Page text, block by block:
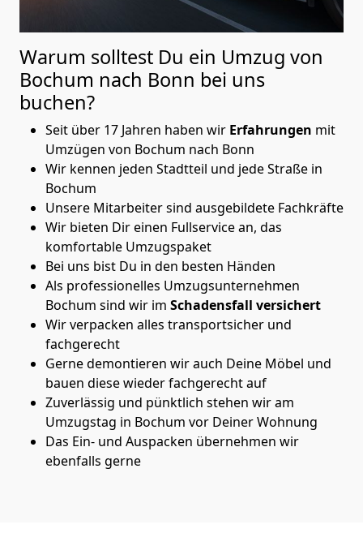
Warum solltest Du ein Umzug von
Bochum nach Bonn bei uns
buchen?
Seit über 17 Jahren haben wir Erfahrungen mit
Umzügen von Bochum nach Bonn
Wir kennen jeden Stadtteil und jede Straße in
Bochum
Unsere Mitarbeiter sind ausgebildete Fachkräfte
Wir bieten Dir einen Fullservice an, das
komfortable Umzugspaket
Bei uns bist Du in den besten Händen
Als professionelles Umzugsunternehmen
Bochum sind wir im Schadensfall versichert
Wir verpacken alles transportsicher und
fachgerecht
Gerne demontieren wir auch Deine Möbel und
bauen diese wieder fachgerecht auf
Zuverlässig und pünktlich stehen wir am
Umzugstag in Bochum vor Deiner Wohnung
Das Ein- und Auspacken übernehmen wir
ebenfalls gerne